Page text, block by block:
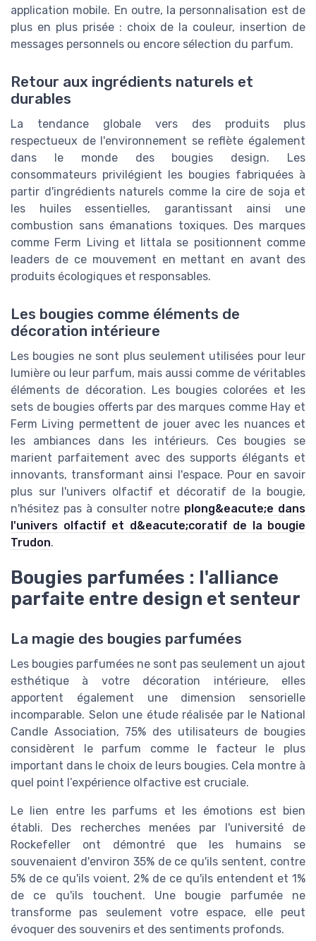
application mobile. En outre, la personnalisation est de
plus en plus prisée : choix de la couleur, insertion de
messages personnels ou encore sélection du parfum.
Retour aux ingrédients naturels et
durables
La tendance globale vers des produits plus
respectueux de l'environnement se reflète également
dans le monde des bougies design. Les
consommateurs privilégient les bougies fabriquées à
partir d'ingrédients naturels comme la cire de soja et
les huiles essentielles, garantissant ainsi une
combustion sans émanations toxiques. Des marques
comme Ferm Living et Iittala se positionnent comme
leaders de ce mouvement en mettant en avant des
produits écologiques et responsables.
Les bougies comme éléments de
décoration intérieure
Les bougies ne sont plus seulement utilisées pour leur
lumière ou leur parfum, mais aussi comme de véritables
éléments de décoration. Les bougies colorées et les
sets de bougies offerts par des marques comme Hay et
Ferm Living permettent de jouer avec les nuances et
les ambiances dans les intérieurs. Ces bougies se
marient parfaitement avec des supports élégants et
innovants, transformant ainsi l'espace. Pour en savoir
plus sur l'univers olfactif et décoratif de la bougie,
n'hésitez pas à consulter notre plong&eacute;e dans
l'univers olfactif et d&eacute;coratif de la bougie
Trudon.
Bougies parfumées : l'alliance
parfaite entre design et senteur
La magie des bougies parfumées
Les bougies parfumées ne sont pas seulement un ajout
esthétique à votre décoration intérieure, elles
apportent également une dimension sensorielle
incomparable. Selon une étude réalisée par le National
Candle Association, 75% des utilisateurs de bougies
considèrent le parfum comme le facteur le plus
important dans le choix de leurs bougies. Cela montre à
quel point l’expérience olfactive est cruciale.
Le lien entre les parfums et les émotions est bien
établi. Des recherches menées par l'université de
Rockefeller ont démontré que les humains se
souvenaient d'environ 35% de ce qu'ils sentent, contre
5% de ce qu'ils voient, 2% de ce qu'ils entendent et 1%
de ce qu'ils touchent. Une bougie parfumée ne
transforme pas seulement votre espace, elle peut
évoquer des souvenirs et des sentiments profonds.